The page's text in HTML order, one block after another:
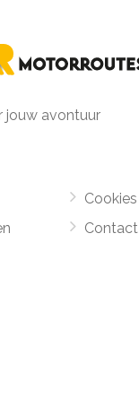
jouw avontuur
Cookies
Contact